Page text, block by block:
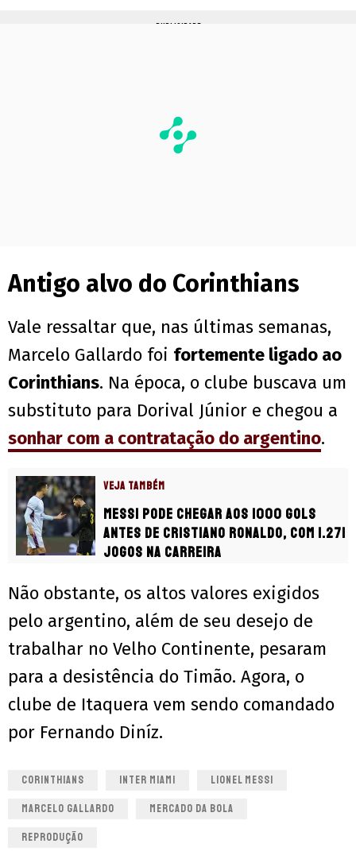
PUBLICIDADE
Antigo alvo do Corinthians
Vale ressaltar que, nas últimas semanas,
Marcelo Gallardo foi fortemente ligado ao
Corinthians. Na época, o clube buscava um
substituto para Dorival Júnior e chegou a
sonhar com a contratação do argentino.
VEJA TAMBÉM
Messi pode chegar aos 1000 gols
antes de Cristiano Ronaldo, com 1.271
jogos na carreira
Não obstante, os altos valores exigidos
pelo argentino, além de seu desejo de
trabalhar no Velho Continente, pesaram
para a desistência do Timão. Agora, o
clube de Itaquera vem sendo comandado
por Fernando Diníz.
CORINTHIANS INTER MIAMI LIONEL MESSI
MARCELO GALLARDO MERCADO DA BOLA
REPRODUÇÃO